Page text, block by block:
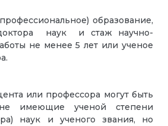
образование,
наук и стаж научно-
не менее 5 лет или ученое
или профессора могут быть
имеющие ученой степени
наук и ученого звания, но